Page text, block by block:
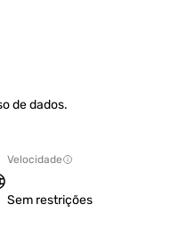
de dados.
Velocidade
Sem restrições